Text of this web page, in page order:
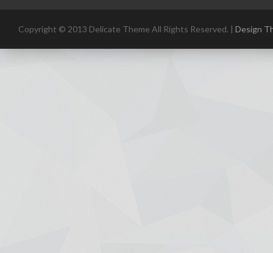
Copyright © 2013 Delicate Theme All Rights Reserved. | Design